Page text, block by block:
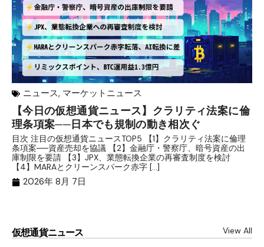
ニュース, マーケットニュース
【今日の仮想通貨ニュース】クラリティ法案に倫
理条項案──日本でも規制の動き相次ぐ
目次 注目の仮想通貨ニュースTOP5 【1】クラリティ法案に倫理
条項案──資産売却を協議 【2】金融庁・警察庁、暗号資産の出
庫制限を要請 【3】JPX、業態転換企業の再審査制度を検討
【4】MARAとクリーンスパーク赤字 […]
2026年 8月 7日
仮想通貨ニュース View All